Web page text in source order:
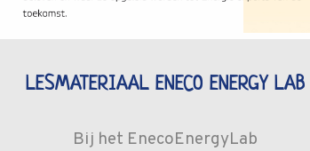
LESMATERIAAL ENECO ENERGY LAB
Bij het EnecoEnergyLab